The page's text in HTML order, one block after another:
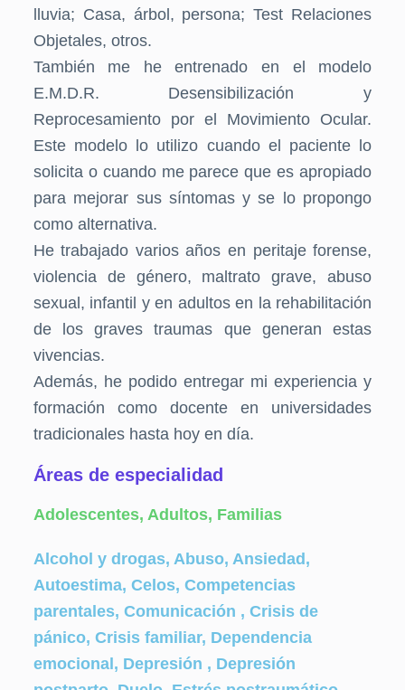
lluvia; Casa, árbol, persona; Test Relaciones
Objetales, otros.
También me he entrenado en el modelo
E.M.D.R. Desensibilización y
Reprocesamiento por el Movimiento Ocular.
Este modelo lo utilizo cuando el paciente lo
solicita o cuando me parece que es apropiado
para mejorar sus síntomas y se lo propongo
como alternativa.
He trabajado varios años en peritaje forense,
violencia de género, maltrato grave, abuso
sexual, infantil y en adultos en la rehabilitación
de los graves traumas que generan estas
vivencias.
Además, he podido entregar mi experiencia y
formación como docente en universidades
tradicionales hasta hoy en día.
Áreas de especialidad
Adolescentes, Adultos, Familias
Alcohol y drogas, Abuso, Ansiedad,
Autoestima, Celos, Competencias
parentales, Comunicación , Crisis de
pánico, Crisis familiar, Dependencia
emocional, Depresión , Depresión